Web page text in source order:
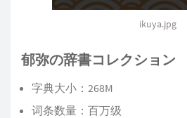
ikuya.jpg
郁弥の辞書コレクション
字典大小：268M
词条数量：百万级